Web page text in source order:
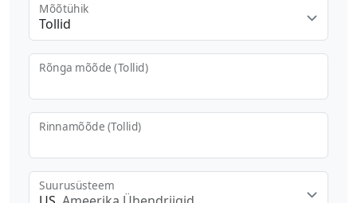
Tollid
Mõõtühik
Rõnga mõõde (Tollid)
Rinnamõõde (Tollid)
Suurusüsteem